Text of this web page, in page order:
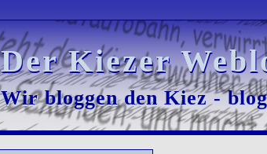
Der Kiezer
Der Kiezer
Wir bloggen den Kiez -
Wir bloggen den Kiez -